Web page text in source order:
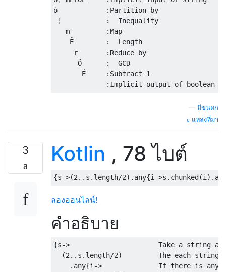
ò            :Partition by
¦           :  Inequality
   m         :Map
    Ê        :  Length
     r       :Reduce by
      Õ      :  GCD
       É     :Subtract 1
มีขนดก
แหล่งที่มา
3 Kotlin , 78 ไบต์
ลองออนไลน์!
คำอธิบาย
{s->                      Take a string as
(2..s.length/2)         The each string
.any{i->              If there is any